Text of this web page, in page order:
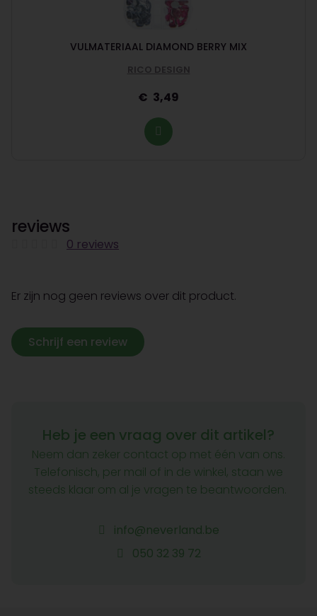
VULMATERIAAL DIAMOND BERRY MIX
RICO DESIGN
3,49
reviews
0 reviews
Er zijn nog geen reviews over dit product.
Schrijf een review
Heb je een vraag over dit artikel?
Neem dan zeker contact op met één van ons.
Telefonisch, per mail of in de winkel, staan we
steeds klaar om al je vragen te beantwoorden.
info@neverland.be
050 32 39 72